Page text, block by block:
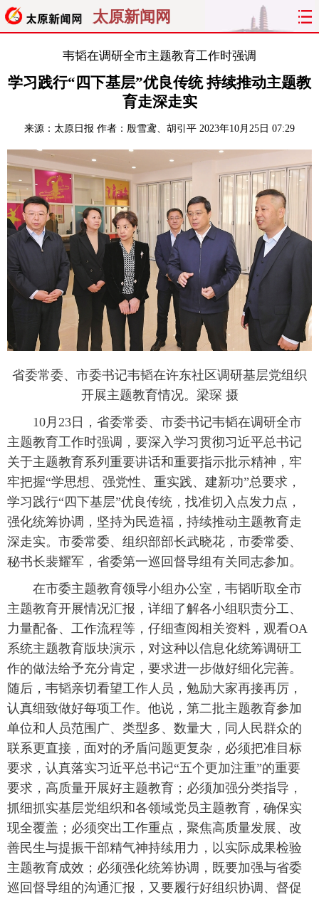
太原新闻网
聚焦 太原
经济 关注 文明 出行
纵横 曝光 综合 专题
旅游 理财 政务
看天下 晋月读 最太原 网罗民生
太原日报 太原晚报 热评 社区
韦韬在调研全市主题教育工作时强调
学习践行“四下基层”优良传统 持续推动主题教
育走深走实
来源： 太原日报 作者：殷雪鸢、胡引平 2023年10月25日 07:29
省委常委、市委书记韦韬在许东社区调研基层党组织
开展主题教育情况。梁琛 摄
10月23日，省委常委、市委书记韦韬在调研全市
主题教育工作时强调，要深入学习贯彻习近平总书记
关于主题教育系列重要讲话和重要指示批示精神，牢
牢把握“学思想、强党性、重实践、建新功”总要求，
学习践行“四下基层”优良传统，找准切入点发力点，
强化统筹协调，坚持为民造福，持续推动主题教育走
深走实。市委常委、组织部部长武晓花，市委常委、
秘书长裴耀军，省委第一巡回督导组有关同志参加。
在市委主题教育领导小组办公室，韦韬听取全市
主题教育开展情况汇报，详细了解各小组职责分工、
力量配备、工作流程等，仔细查阅相关资料，观看OA
系统主题教育版块演示，对这种以信息化统筹调研工
作的做法给予充分肯定，要求进一步做好细化完善。
随后，韦韬亲切看望工作人员，勉励大家再接再厉，
认真细致做好每项工作。他说，第二批主题教育参加
单位和人员范围广、类型多、数量大，同人民群众的
联系更直接，面对的矛盾问题更复杂，必须把准目标
要求，认真落实习近平总书记“五个更加注重”的重要
要求，高质量开展好主题教育；必须加强分类指导，
抓细抓实基层党组织和各领域党员主题教育，确保实
现全覆盖；必须突出工作重点，聚焦高质量发展、改
善民生与提振干部精气神持续用力，以实际成果检验
主题教育成效；必须强化统筹协调，既要加强与省委
巡回督导组的沟通汇报，又要履行好组织协调、督促